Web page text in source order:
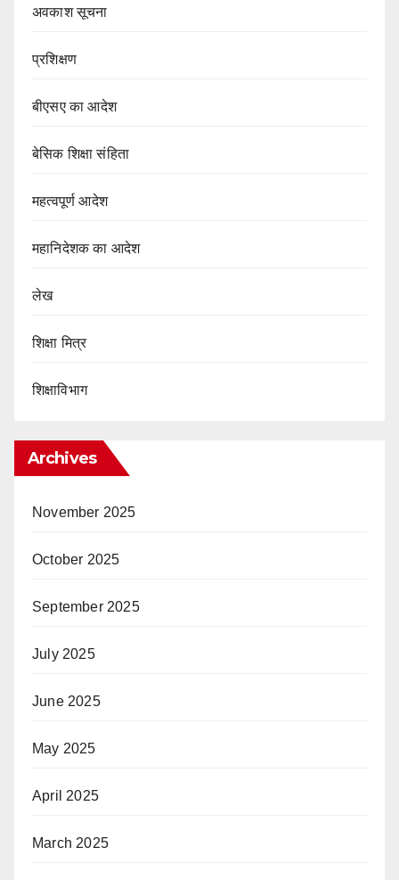
अवकाश सूचना
प्रशिक्षण
बीएसए का आदेश
बेसिक शिक्षा संहिता
महत्वपूर्ण आदेश
महानिदेशक का आदेश
लेख
शिक्षा मित्र
शिक्षाविभाग
Archives
November 2025
October 2025
September 2025
July 2025
June 2025
May 2025
April 2025
March 2025